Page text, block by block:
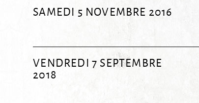
SAMEDI 5 NOVEMBRE 2016
VENDREDI 7 SEPTEMBRE
2018